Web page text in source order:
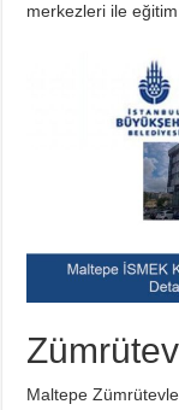
merkezleri ile
Maltepe